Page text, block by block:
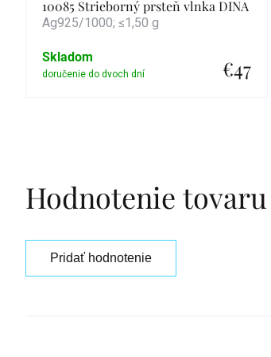
10085 Strieborný prsteň vlnka DINA
Ag925/1000; ≤1,50 g
€47
Skladom
Hodnotenie tovaru
Pridať hodnotenie